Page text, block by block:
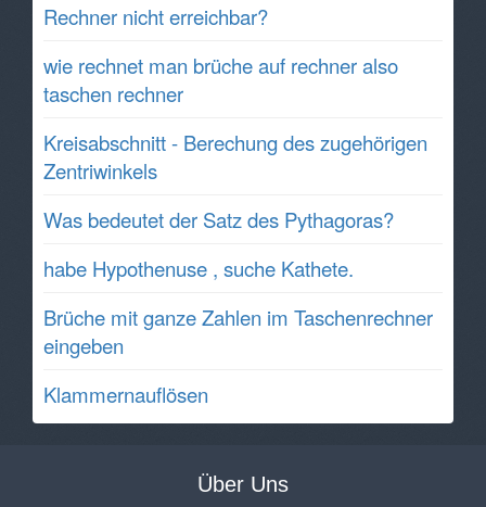
Rechner nicht erreichbar?
wie rechnet man brüche auf rechner also
taschen rechner
Kreisabschnitt - Berechung des zugehörigen
Zentriwinkels
Was bedeutet der Satz des Pythagoras?
habe Hypothenuse , suche Kathete.
Brüche mit ganze Zahlen im Taschenrechner
eingeben
Klammernauflösen
Über Uns